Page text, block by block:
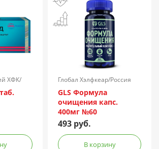
ХФК/
Глобал Хэлфкеар/Россия
GLS Формула
очищения капс.
400мг №60
493 руб.
В корзину